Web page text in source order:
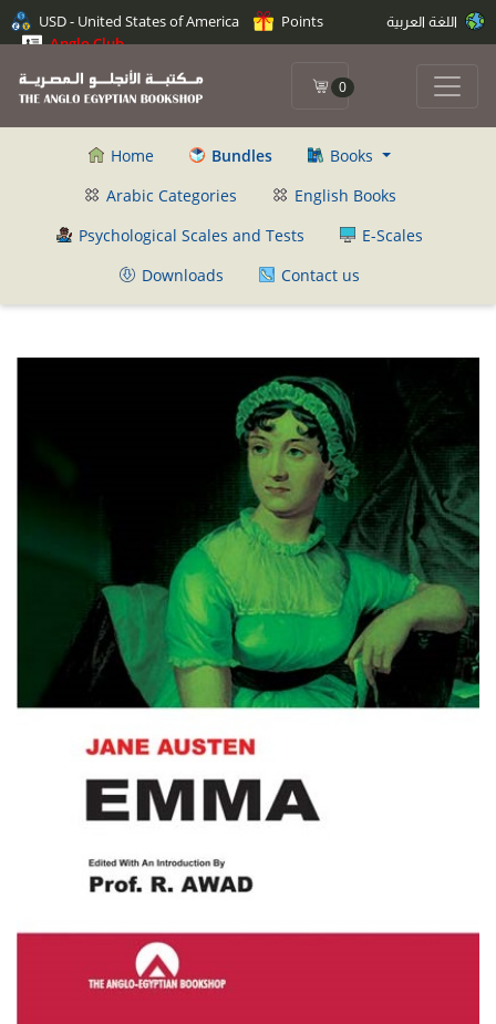
USD - United States of America
Points
Anglo Club
0
Home Bundles
Books
Arabic Categories
English Books
Psychological Scales and Tests
E-Scales
Downloads
Contact us